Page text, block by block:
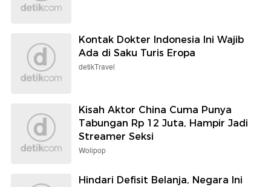
Kontak Dokter Indonesia Ini Wajib
Ada di Saku Turis Eropa
detikTravel
Kisah Aktor China Cuma Punya
Tabungan Rp 12 Juta, Hampir Jadi
Streamer Seksi
Wolipop
Hindari Defisit Belanja, Negara Ini